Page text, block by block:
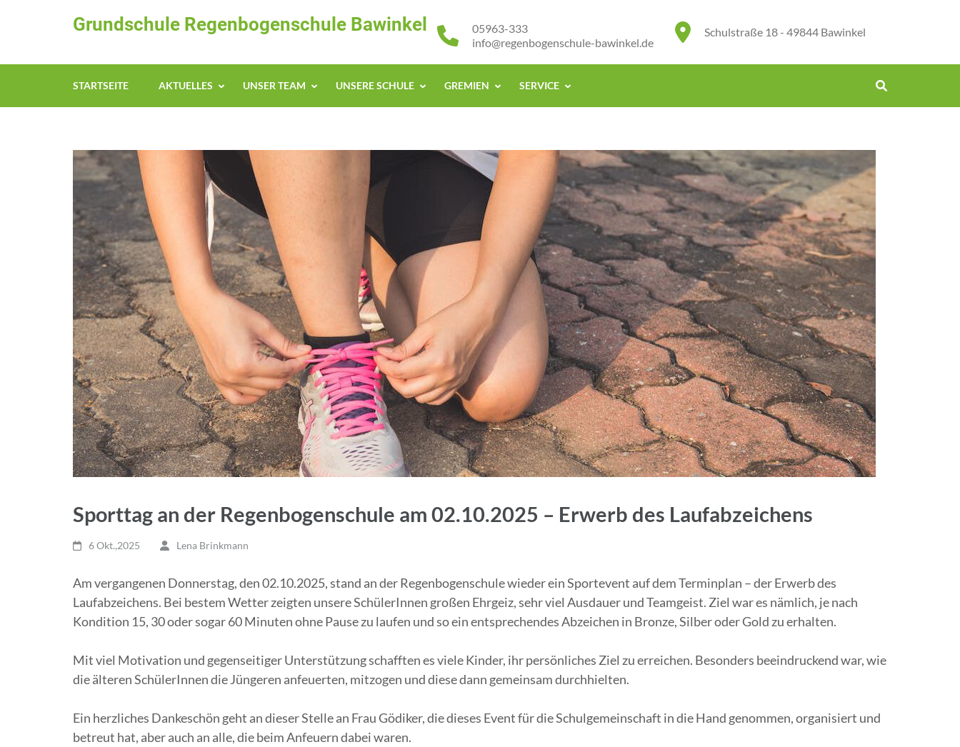
(Enter
Grundschule Regenbogenschule Bawinkel Schulstraße 18 - 49844 Bawinkel
05963-333
info@regenbogenschule-bawinkel.de
STARTSEITE AKTUELLES UNSER TEAM UNSERE SCHULE GREMIEN SERVICE
Sporttag an der Regenbogenschule am 02.10.2025 – Erwerb des Laufabzeichens
6 Okt.,2025 Lena Brinkmann
Am vergangenen Donnerstag, den 02.10.2025, stand an der Regenbogenschule wieder ein Sportevent auf dem Terminplan – der Erwerb des
Laufabzeichens. Bei bestem Wetter zeigten unsere SchülerInnen großen Ehrgeiz, sehr viel Ausdauer und Teamgeist. Ziel war es nämlich, je nach
Kondition 15, 30 oder sogar 60 Minuten ohne Pause zu laufen und so ein entsprechendes Abzeichen in Bronze, Silber oder Gold zu erhalten.
Mit viel Motivation und gegenseitiger Unterstützung schafften es viele Kinder, ihr persönliches Ziel zu erreichen. Besonders beeindruckend war, wie
die älteren SchülerInnen die Jüngeren anfeuerten, mitzogen und diese dann gemeinsam durchhielten.
Ein herzliches Dankeschön geht an dieser Stelle an Frau Gödiker, die dieses Event für die Schulgemeinschaft in die Hand genommen, organisiert und
betreut hat, aber auch an alle, die beim Anfeuern dabei waren.